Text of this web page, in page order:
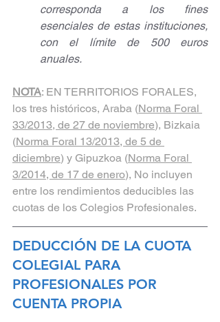
corresponda a los fines
esenciales de estas instituciones,
con el límite de 500 euros
anuales.
NOTA: EN TERRITORIOS FORALES,
los tres históricos, Araba (Norma Foral
33/2013, de 27 de noviembre), Bizkaia
(Norma Foral 13/2013, de 5 de
diciembre) y Gipuzkoa (Norma Foral
3/2014, de 17 de enero), No incluyen
entre los rendimientos deducibles las
cuotas de los Colegios Profesionales.
DEDUCCIÓN DE LA CUOTA
COLEGIAL PARA
PROFESIONALES POR
CUENTA PROPIA